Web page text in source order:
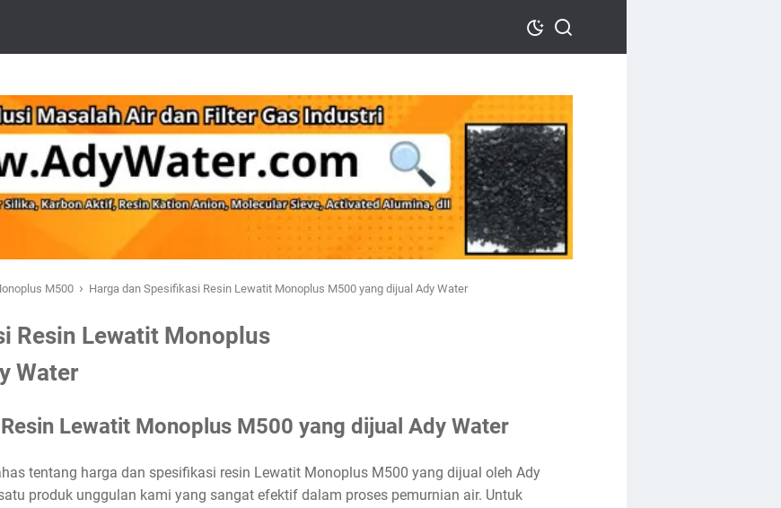
M500 › Harga dan Spesifikasi Resin Lewatit Monoplus M500 yang dijual Ady Water
Resin Lewatit Monoplus
Water
Lewatit Monoplus M500 yang dijual Ady Water
tentang harga dan spesifikasi resin Lewatit Monoplus M500 yang dijual oleh Ady
produk unggulan kami yang sangat efektif dalam proses pemurnian air. Untuk